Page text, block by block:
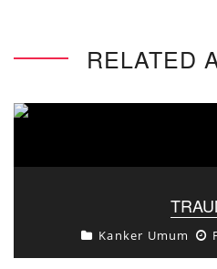
RELATED
Kanker Umum